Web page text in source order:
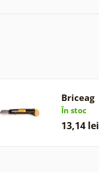
Briceag
În stoc
13,14 lei